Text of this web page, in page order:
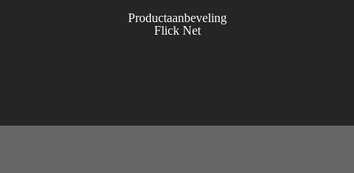
Productaanbeveling
Flick Net